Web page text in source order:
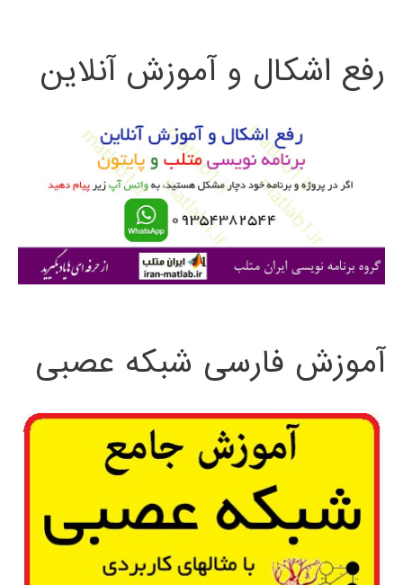
ج
ی
رفع اشکال و آموزش آنلاین
آموزش فارسی شبکه عصبی